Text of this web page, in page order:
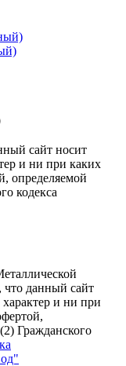
сайт носит
и ни при каких
определяемой
кодекса
данный сайт
и ни при
Гражданского